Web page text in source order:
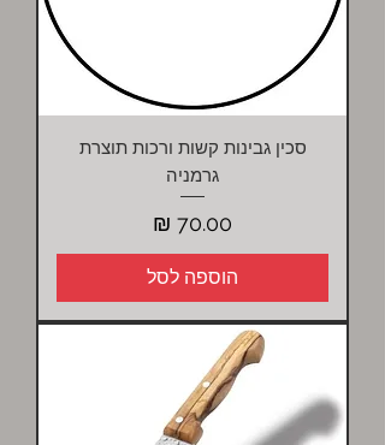
סכין גבינות קשות ורכות תוצרת
גרמניה
מחיר
הוספה לסל